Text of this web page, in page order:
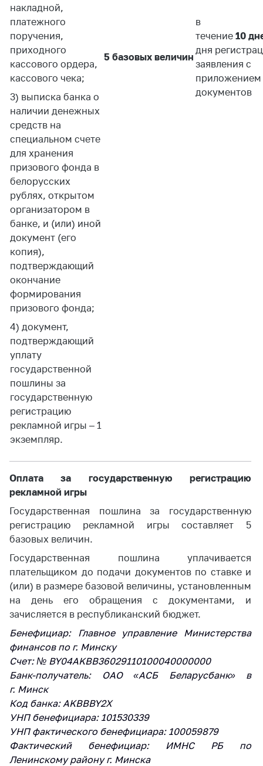
Применение мер
нетарифного
регулирования
Биржевая торговля
Выставочная
деятельность в
Республике
Беларусь
Защита
персональных
данных
Новости
Обратиться в МАРТ
Личный прием
граждан и юр. лиц
Прямaя телефоннaя
линия
Горячая линия
Электронные
обращения
Сообщить о росте
цен на товары
Сообщить о росте
цен на лекарства и
медицинские
изделия
работы
Министра
Горячая линия
Пресс-служба
Вышестоящий
государственный
орган
Важное на сайте
Сообщить о росте
цен
Ценообразование
на лекарственные
средства, изделия
медицинского
назначения и
медицинскую
технику
накладной,
платежного
поручения,
приходного
кассового ордера,
кассового чека;
3) выписка банка о
наличии денежных
средств на
специальном счете
для хранения
призового фонда в
белорусских
рублях, открытом
организатором в
банке, и (или) иной
документ (его
копия),
подтверждающий
окончание
формирования
призового фонда;
4) документ,
подтверждающий
уплату
государственной
пошлины за
государственную
регистрацию
рекламной игры – 1
экземпляр.
5 базовых величин
в
течение 10
дня
заявления с
приложением
документов
Оплата за государственную регистрацию
рекламной игры
Государственная пошлина за государственную
регистрацию рекламной игры составляет 5
базовых величин.
Государственная пошлина уплачивается
плательщиком до подачи документов по ставке и
(или) в размере базовой величины, установленным
на день его обращения с документами, и
зачисляется в республиканский бюджет.
Бенефициар: Главное управление Министерства
финансов по г. Минску
Счет: № BY04AKBB36029110100040000000
Банк-получатель: ОАО «АСБ Беларусбанк» в
г. Минск
Код банка: AKBBBY2X
УНП бенефициара: 101530339
УНП фактического бенефициара: 100059879
Фактический бенефициар: ИМНС РБ по
Ленинскому району г. Минска